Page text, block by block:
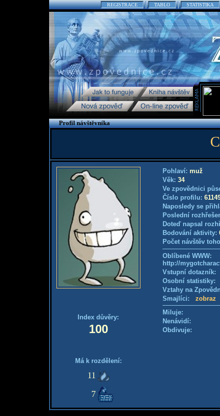
REGISTRACE TABLO STATISTIKA
Profil návštěvníka
Index důvěry:
100
Má k rozdělení:
11
7
Pohlaví: muž
Věk: 34
Ve zpovědnici
Číslo profilu:
Naposledy se
Poslední
Doteď napsal
Bodování aktivity:
Počet návštěv
Oblíbené WWW:
http://
Vstupní
Osobní
Vztahy na
Smajlíci: zobraz
Miluje:
Nenávidí:
Obdivuje: